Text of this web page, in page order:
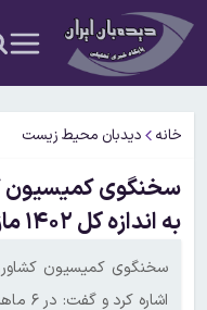
خانه دیدبان محیط زیست
به اندازه کل ۱۴۰۲ مازوت مصرف شده است
سخنگوی کمیسیون